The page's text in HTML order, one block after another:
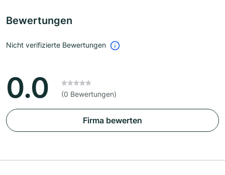
Bewertungen
Nicht verifizierte Bewertungen
0.0 (0 Bewertungen)
Firma bewerten